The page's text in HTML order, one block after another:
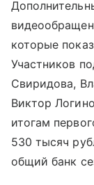
которые
Участников
Свиридова,
Виктор
итогам
530 тысяч
общий банк